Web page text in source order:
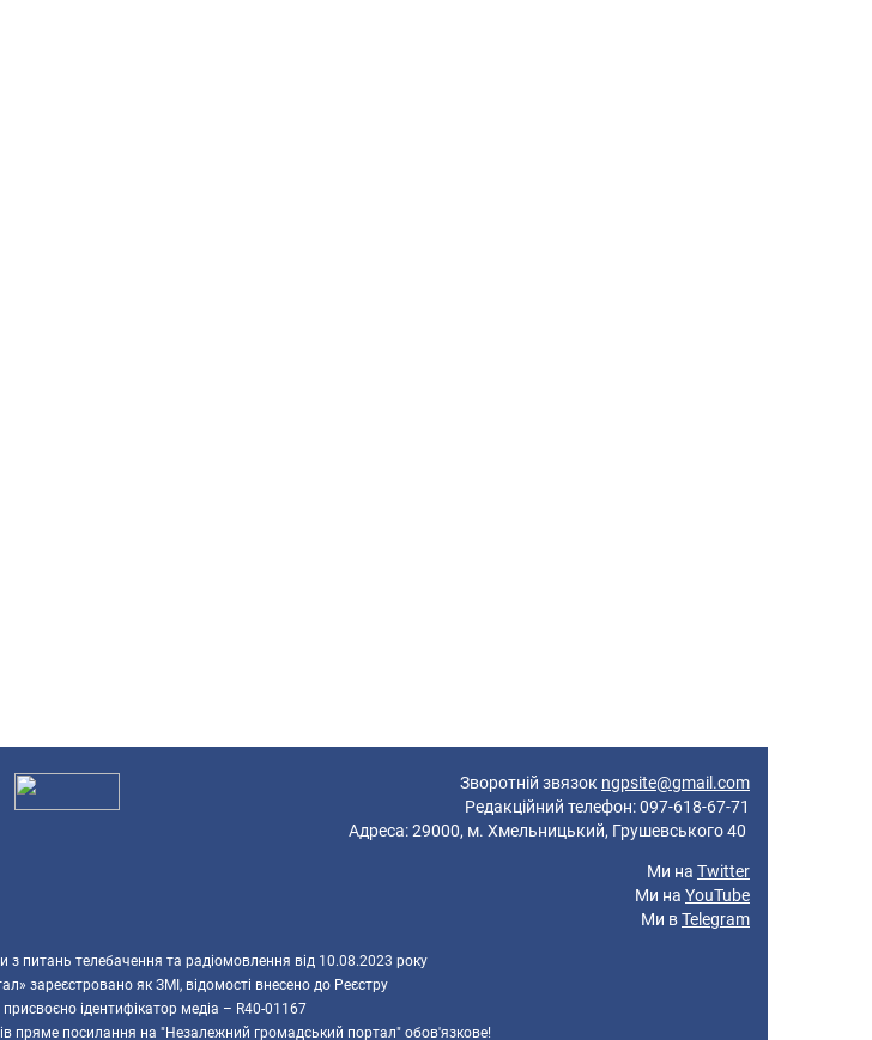
Зворотній звязок ngpsite@gmail.com
Редакційний телефон: 097-618-67-71
Адреса: 29000, м. Хмельницький, Грушевського 40
Ми на Twitter
Ми на YouTube
Ми вTelegram
питань телебачення та радіомовлення від 10.08.2023 року
зареєстровано як ЗМІ, відомості внесено до Реєстру
присвоєно ідентифікатор медіа – R40-01167
пряме посилання на "Незалежний громадський портал" обов'язкове!